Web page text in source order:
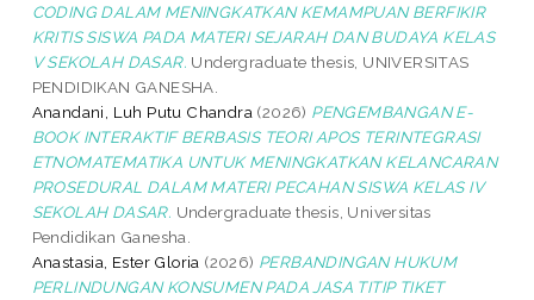
CODING DALAM MENINGKATKAN KEMAMPUAN BERFIKIR
KRITIS SISWA PADA MATERI SEJARAH DAN BUDAYA KELAS
V SEKOLAH DASAR. Undergraduate thesis, UNIVERSITAS
PENDIDIKAN GANESHA.
Anandani, Luh Putu Chandra (2026) PENGEMBANGAN E-
BOOK INTERAKTIF BERBASIS TEORI APOS TERINTEGRASI
ETNOMATEMATIKA UNTUK MENINGKATKAN KELANCARAN
PROSEDURAL DALAM MATERI PECAHAN SISWA KELAS IV
SEKOLAH DASAR. Undergraduate thesis, Universitas
Pendidikan Ganesha.
Anastasia, Ester Gloria (2026) PERBANDINGAN HUKUM
PERLINDUNGAN KONSUMEN PADA JASA TITIP TIKET